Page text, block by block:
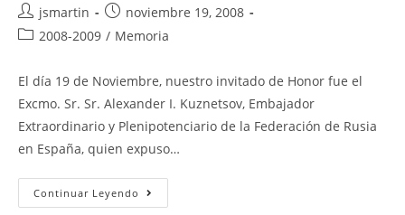
Autor
de
jsmartin
Publicación
de
noviembre 19, 2008
Categoría
la
entrada:
2008-2009 / Memoria
El día 19 de Noviembre, nuestro invitado de Honor fue el
Excmo. Sr. Sr. Alexander I. Kuznetsov, Embajador
Extraordinario y Plenipotenciario de la Federación de Rusia
en España, quien expuso…
Continuar Leyendo «La
Rusia